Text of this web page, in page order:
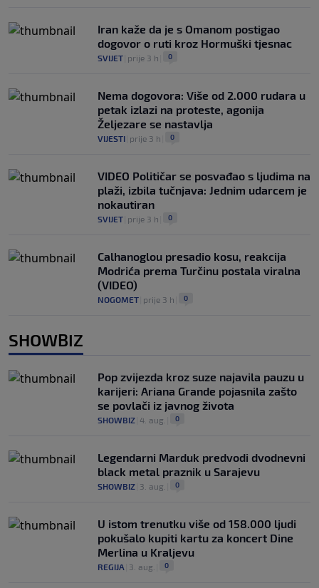
Iran kaže da je s Omanom postigao
dogovor o ruti kroz Hormuški tjesnac
SVIJET prije 3 h 0
Nema dogovora: Više od 2.000 rudara u
petak izlazi na proteste, agonija
Željezare se nastavlja
VIJESTI prije 3 h 0
VIDEO Političar se posvađao s ljudima na
plaži, izbila tučnjava: Jednim udarcem je
nokautiran
SVIJET prije 3 h 0
Calhanoglou presadio kosu, reakcija
Modrića prema Turčinu postala viralna
(VIDEO)
NOGOMET prije 3 h 0
SHOWBIZ
Pop zvijezda kroz suze najavila pauzu u
karijeri: Ariana Grande pojasnila zašto
se povlači iz javnog života
SHOWBIZ 4. aug. 0
Legendarni Marduk predvodi dvodnevni
black metal praznik u Sarajevu
SHOWBIZ 3. aug. 0
U istom trenutku više od 158.000 ljudi
pokušalo kupiti kartu za koncert Dine
Merlina u Kraljevu
REGIJA 3. aug. 0